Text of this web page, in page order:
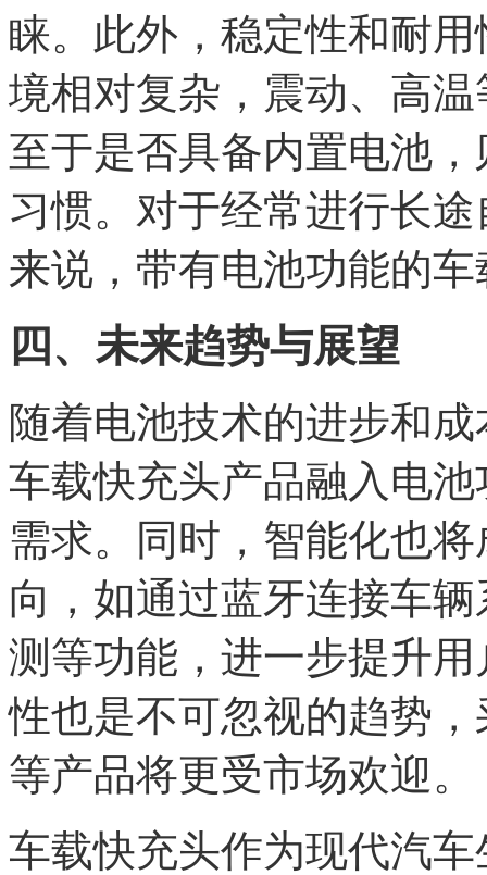
睐。此外，稳定性和耐
境相对复杂，震动、高
至于是否具备内置电池
习惯。对于经常进行长
来说，带有电池功能的
四、未来趋势与展望
随着电池技术的进步和
车载快充头产品融入电
需求。同时，智能化也
向，如通过蓝牙连接车
测等功能，进一步提升
性也是不可忽视的趋势
等产品将更受市场欢迎。
车载快充头作为现代汽